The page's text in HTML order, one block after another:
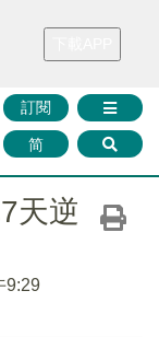
財華證券 媒體矩陣
訂閱
简
天逆
9:29